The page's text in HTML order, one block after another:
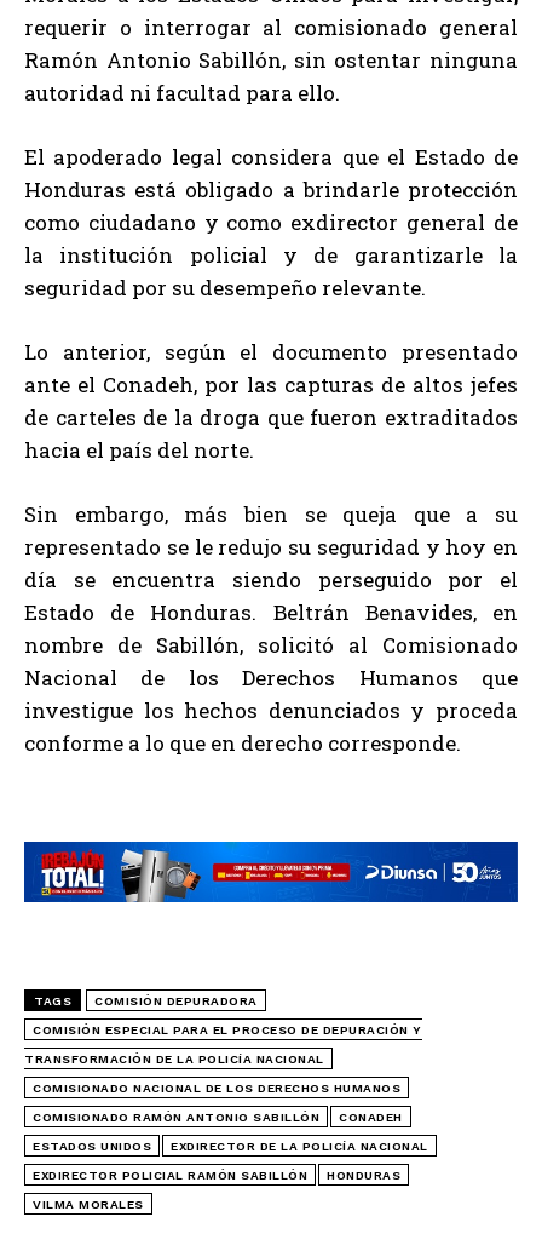
requerir o interrogar al comisionado general
Ramón Antonio Sabillón, sin ostentar ninguna
autoridad ni facultad para ello.
El apoderado legal considera que el Estado de
Honduras está obligado a brindarle protección
como ciudadano y como exdirector general de
la institución policial y de garantizarle la
seguridad por su desempeño relevante.
Lo anterior, según el documento presentado
ante el Conadeh, por las capturas de altos jefes
de carteles de la droga que fueron extraditados
hacia el país del norte.
Sin embargo, más bien se queja que a su
representado se le redujo su seguridad y hoy en
día se encuentra siendo perseguido por el
Estado de Honduras. Beltrán Benavides, en
nombre de Sabillón, solicitó al Comisionado
Nacional de los Derechos Humanos que
investigue los hechos denunciados y proceda
conforme a lo que en derecho corresponde.
TAGS COMISIÓN DEPURADORA
COMISIÓN ESPECIAL PARA EL PROCESO DE DEPURACIÓN Y
TRANSFORMACIÓN DE LA POLICÍA NACIONAL
COMISIONADO NACIONAL DE LOS DERECHOS HUMANOS
COMISIONADO RAMÓN ANTONIO SABILLÓN CONADEH
ESTADOS UNIDOS EXDIRECTOR DE LA POLICÍA NACIONAL
EXDIRECTOR POLICIAL RAMÓN SABILLÓN HONDURAS
VILMA MORALES